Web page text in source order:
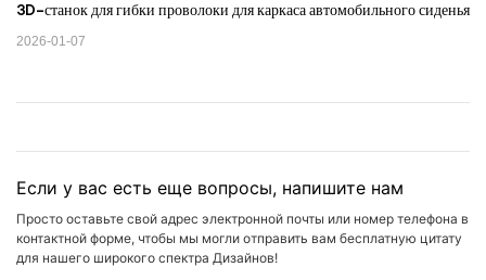
3D-станок для гибки проволоки для каркаса автомобильного сиденья
2026-01-07
Если у вас есть еще вопросы, напишите нам
Просто оставьте свой адрес электронной почты или номер телефона в
контактной форме, чтобы мы могли отправить вам бесплатную цитату
для нашего широкого спектра Дизайнов!